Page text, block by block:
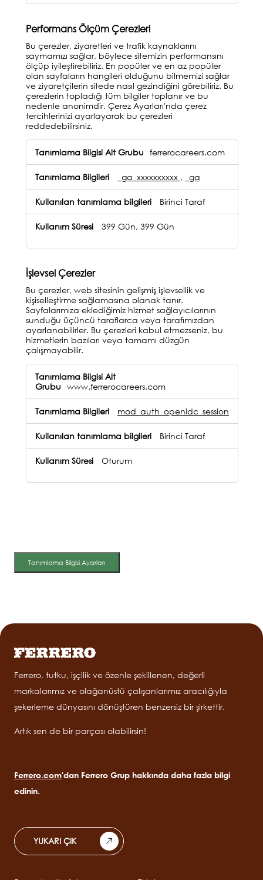
Performans Ölçüm Çerezleri
Bu çerezler, ziyaretleri ve trafik kaynaklarını
saymamızı sağlar, böylece sitemizin performansını
ölçüp iyileştirebiliriz. En popüler ve en az popüler
olan sayfaların hangileri olduğunu bilmemizi sağlar
ve ziyaretçilerin sitede nasıl gezindiğini görebiliriz. Bu
çerezlerin topladığı tüm bilgiler toplanır ve bu
nedenle anonimdir. Çerez Ayarları'nda çerez
tercihlerinizi ayarlayarak bu çerezleri
reddedebilirsiniz.
Performans
Ölçüm
Çerezleri
ferrerocareers.com
_ga_xxxxxxxxxx , _ga
Birinci Taraf
399 Gün, 399 Gün
İşlevsel Çerezler
Bu çerezler, web sitesinin gelişmiş işlevsellik ve
kişiselleştirme sağlamasına olanak tanır.
Sayfalarımıza eklediğimiz hizmet sağlayıcılarının
sunduğu üçüncü taraflarca veya tarafımızdan
ayarlanabilirler. Bu çerezleri kabul etmezseniz, bu
hizmetlerin bazıları veya tamamı düzgün
çalışmayabilir.
İşlevsel
Çerezler www.ferrerocareers.com
mod_auth_openidc_session
Birinci Taraf
Oturum
Tanımlama Bilgisi Ayarları
Ferrero, tutku, işçilik ve özenle şekillenen, değerli
markalarımız ve olağanüstü çalışanlarımız aracılığıyla
şekerleme dünyasını dönüştüren benzersiz bir şirkettir.
Artık sen de bir parçası olabilirsin!
Ferrero.com'dan Ferrero Grup hakkında daha fazla bilgi
edinin.
YUKARI ÇIK